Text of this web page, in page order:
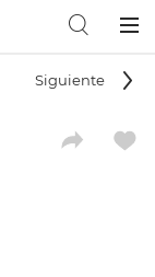
Siguiente